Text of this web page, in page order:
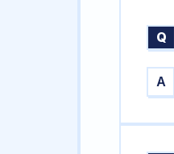
Q
A